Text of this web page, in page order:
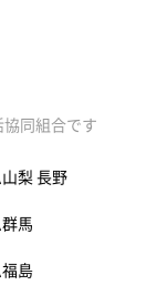
同組合です
梨 長野
馬
福島